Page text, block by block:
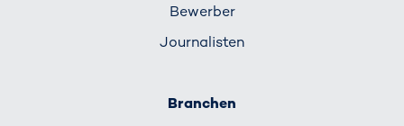
Bewerber
Journalisten
Branchen